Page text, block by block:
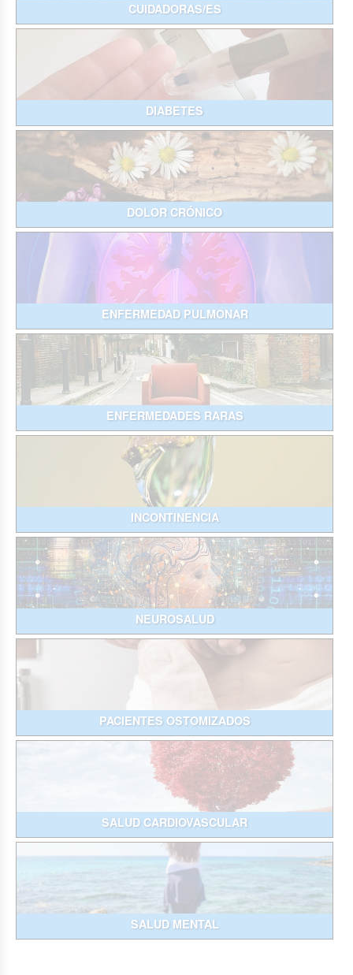
CUIDADORAS/ES
DIABETES
DOLOR CRÓNICO
ENFERMEDAD PULMONAR
ENFERMEDADES RARAS
INCONTINENCIA
NEUROSALUD
PACIENTES OSTOMIZADOS
SALUD CARDIOVASCULAR
SALUD MENTAL